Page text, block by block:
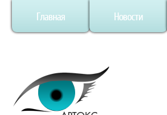
Главная Новости